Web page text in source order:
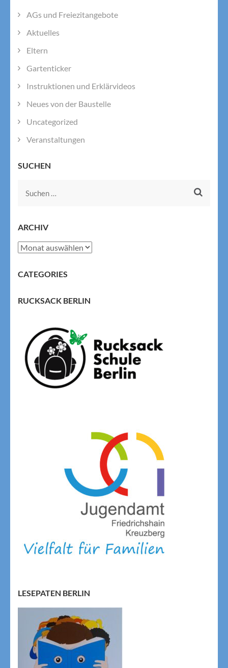
AGs und Freiezitangebote
Aktuelles
Eltern
Gartenticker
Instruktionen und Erklärvideos
Neues von der Baustelle
Uncategorized
Veranstaltungen
SUCHEN
Suchen
ARCHIV
Archiv
CATEGORIES
RUCKSACK BERLIN
LESEPATEN BERLIN